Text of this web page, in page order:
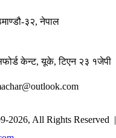
३२, नेपाल
केन्ट, यूके, टिएन २३ १जेपी
2026, All Rights Reserved |